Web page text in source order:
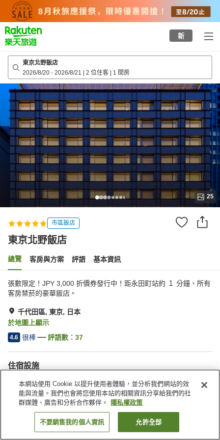
top
page
新
東京北野飯店
2026/8/20 - 2026/8/21 | 2 位住客 | 1 間房
25
市區飯店
東京北野飯店
總覽 客房與方案 評語 基本資訊
張數限定！JPY 3,000 折價券發行中！距永田町站約 １ 分鐘、所有
客房禁菸的豪華飯店。
千代田區, 東京, 日本
於地圖上顯示
4.6 很棒 評語數： 37
住宿設施
Spa／美容沙龍
餐廳
私人餐廳
休息室
找客房
本網站使用 Cookie 以提升使用者體驗，並分析我們網站的效
能與流量。我們也會將您使用本站的相關資訊分享給我們的社
群媒體、廣告和分析合作夥伴。
隱私權政策
不要銷售我的個人資訊 允許全部